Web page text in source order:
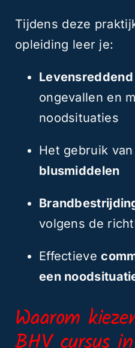
Tijdens deze
opleiding leer je:
ongevallen en
noodsituaties
Het gebruik van
blusmiddelen
volgens de
Effectieve
een
Waarom